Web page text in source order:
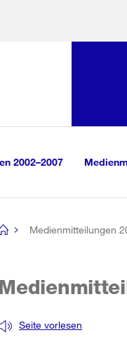
2002–2007
Medienmitteilungen
Seite vorlesen